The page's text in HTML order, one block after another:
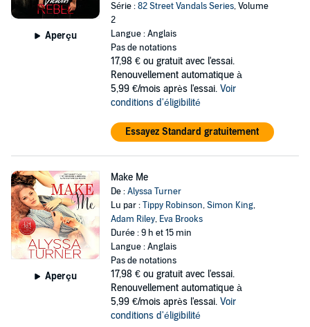
Aperçu
Série :82 Street Vandals Series, Volume
2
Langue : Anglais
Pas de notations
17,98 € ou gratuit avec l'essai.
Renouvellement automatique à
5,99 €/mois après l'essai. Voir
conditions d'éligibilité
Essayez Standard gratuitement
Aperçu
Make Me
De :Alyssa Turner
Lu par :Tippy Robinson,Simon King,
Adam Riley, Eva Brooks
Durée : 9 h et 15 min
Langue : Anglais
Pas de notations
17,98 € ou gratuit avec l'essai.
Renouvellement automatique à
5,99 €/mois après l'essai. Voir
conditions d'éligibilité